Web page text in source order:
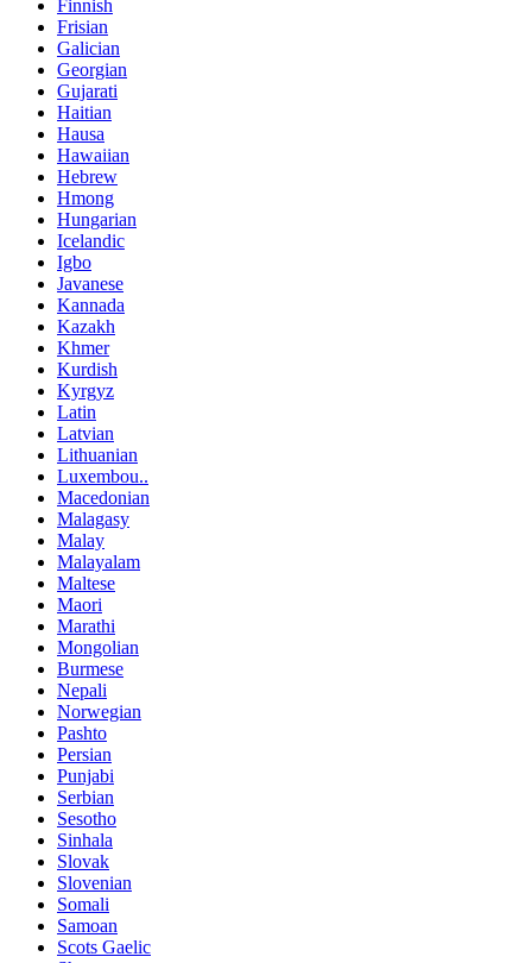
Finnish
Frisian
Galician
Georgian
Gujarati
Haitian
Hausa
Hawaiian
Hebrew
Hmong
Hungarian
Icelandic
Igbo
Javanese
Kannada
Kazakh
Khmer
Kurdish
Kyrgyz
Latin
Latvian
Lithuanian
Luxembou..
Macedonian
Malagasy
Malay
Malayalam
Maltese
Maori
Marathi
Mongolian
Burmese
Nepali
Norwegian
Pashto
Persian
Punjabi
Serbian
Sesotho
Sinhala
Slovak
Slovenian
Somali
Samoan
Scots Gaelic